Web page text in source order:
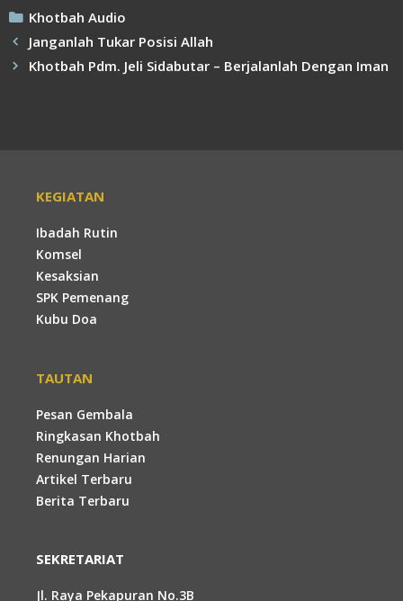
Kategori
Khotbah Audio
Janganlah Tukar Posisi Allah
Khotbah Pdm. Jeli Sidabutar – Berjalanlah Dengan Iman
KEGIATAN
Ibadah Rutin
Komsel
Kesaksian
SPK Pemenang
Kubu Doa
TAUTAN
Pesan Gembala
Ringkasan Khotbah
Renungan Harian
Artikel Terbaru
Berita Terbaru
SEKRETARIAT
Jl. Raya Pekapuran No.3B